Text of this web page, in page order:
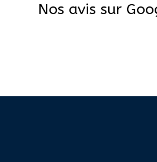
Nos avis sur